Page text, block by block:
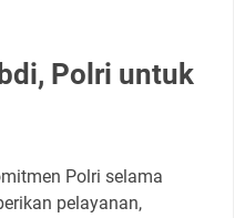
Polri untuk
Polri selama
pelayanan,